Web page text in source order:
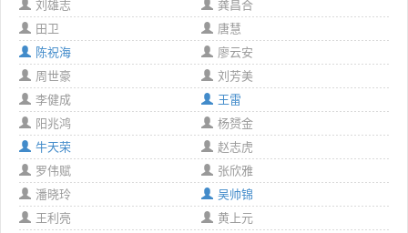
刘雄志
龚昌合
田卫
唐慧
陈祝海
廖云安
周世豪
刘芳美
李健成
王雷
阳兆鸿
杨赟金
牛天荣
赵志虎
罗伟赋
张欣雅
潘晓玲
吴帅锦
王利亮
黄上元